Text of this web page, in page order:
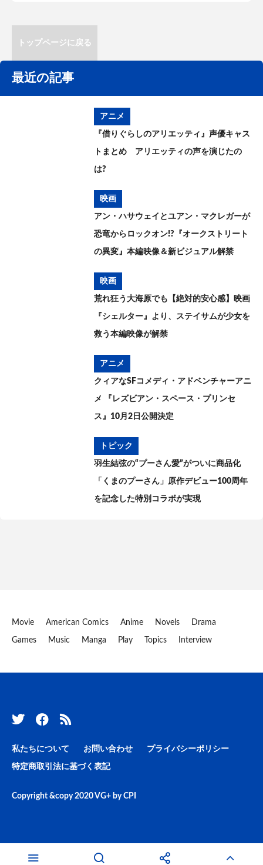
トップページに戻る
最近の記事
アニメ
『借りぐらしのアリエッティ』声優キャス
トまとめ アリエッティの声を演じたの
は?
映画
アン・ハサウェイとユアン・マクレガーが
恐竜からロックオン!?『オークストリート
の異変』本編映像＆新ビジュアル解禁
映画
荒れ狂う大海原でも【絶対的安心感】映画
『シェルター』より、ステイサムが少女を
救う本編映像が解禁
アニメ
クィアなSFコメディ・アドベンチャーアニ
メ 『レズビアン・スペース・プリンセ
ス』10月2日公開決定
トピック
羽生結弦の“プーさん愛”がついに商品化
「くまのプーさん」原作デビュー100周年
を記念した特別コラボが実現
Movie American Comics Anime Novels Drama
Games Music Manga Play Topics Interview
私たちについて お問い合わせ プライバシーポリシー
特定商取引法に基づく表記
Copyright &copy 2020VG+ byCPI